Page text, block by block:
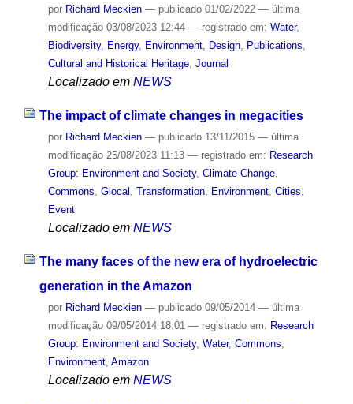
por Richard Meckien — publicado01/02/2022 — última
modificação03/08/2023 12:44 — registrado em: Water,
Biodiversity, Energy, Environment, Design, Publications,
Cultural and Historical Heritage, Journal
Localizado em NEWS
The impact of climate changes in megacities
por Richard Meckien — publicado13/11/2015 — última
modificação25/08/2023 11:13 — registrado em: Research
Group: Environment and Society, Climate Change,
Commons Glocal Transformation, Environment, Cities
Event
Localizado em NEWS
The many faces of the new era of hydroelectric
generation in the Amazon
por Richard Meckien — publicado09/05/2014 — última
modificação09/05/2014 18:01 — registrado em: Research
Group: Environment and Society, Water, Commons
Environment, Amazon
Localizado em NEWS